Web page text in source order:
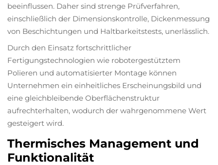
beeinflussen. Daher sind strenge Prüfverfahren,
einschließlich der Dimensionskontrolle, Dickenmessung
von Beschichtungen und Haltbarkeitstests, unerlässlich.
Durch den Einsatz fortschrittlicher
Fertigungstechnologien wie robotergestütztem
Polieren und automatisierter Montage können
Unternehmen ein einheitliches Erscheinungsbild und
eine gleichbleibende Oberflächenstruktur
aufrechterhalten, wodurch der wahrgenommene Wert
gesteigert wird.
Thermisches Management und
Funktionalität